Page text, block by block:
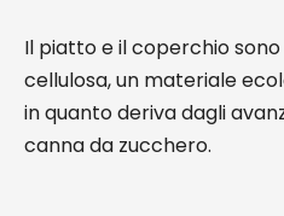
Il piatto e il coperchio
cellulosa, un materiale
in quanto deriva dagli
canna da zucchero.